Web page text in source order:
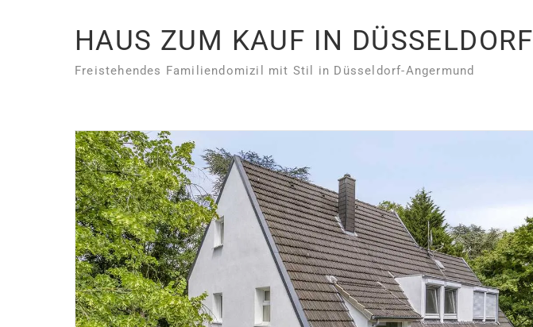
HAUS ZUM KAUF IN DÜSSELDORF
Freistehendes Familiendomizil mit Stil in Düsseldorf-Angermund